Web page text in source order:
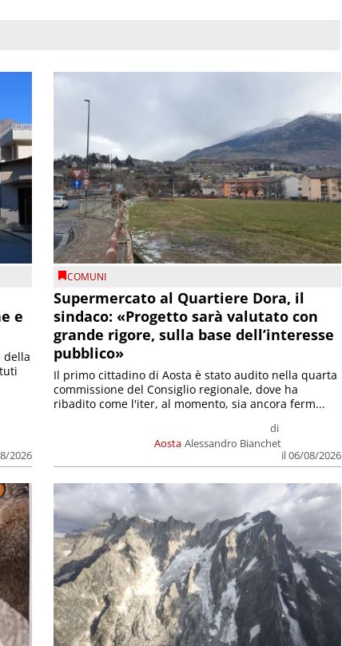
e
2026
della
COMUNI
Supermercato al Quartiere Dora, il
sindaco: «Progetto sarà valutato con
grande rigore, sulla base dell’interesse
pubblico»
Aosta
di
Alessandro Bianchet
il 06/08/2026
Il primo cittadino di Aosta è stato audito nella quarta
commissione del Consiglio regionale, dove ha
ribadito come l'iter, al momento, sia ancora ferm...